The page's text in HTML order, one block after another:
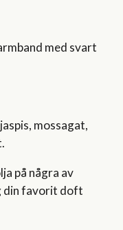
med svart
mossagat,
på några av
din favorit doft